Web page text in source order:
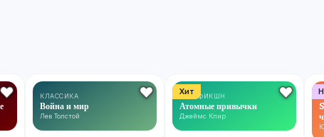
КЛАССИКА
Война и мир
Лев Толстой
Хит
НОН-ФИКШН
Атомные привычки
Джеймс Клир